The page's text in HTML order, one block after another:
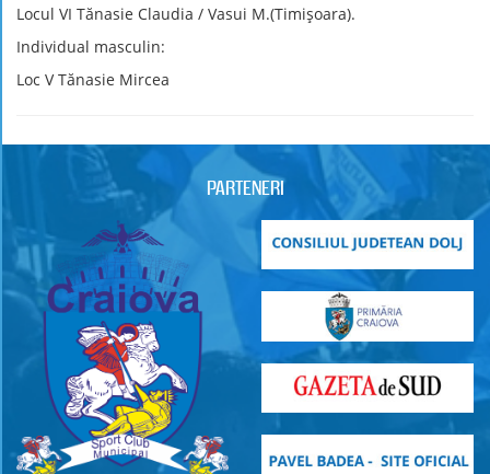
Locul VI Tănasie Claudia / Vasui M.(Timişoara).
Individual masculin:
Loc V Tănasie Mircea
PARTENERI